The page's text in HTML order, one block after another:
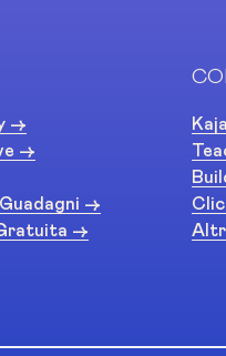
->
->
->
->